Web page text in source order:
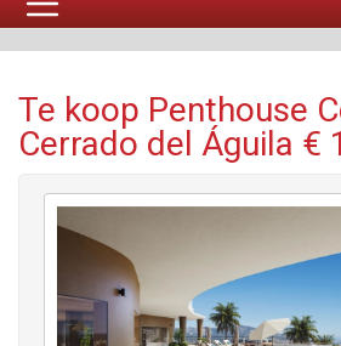
Te koop Penthouse
Cerrado del Águila €